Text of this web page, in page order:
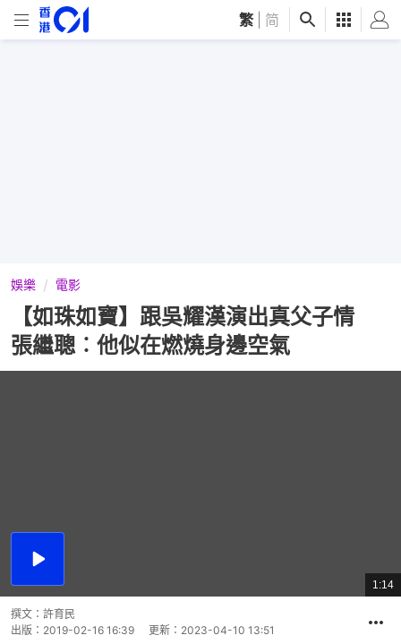
繁 简
娛樂 電影
【如珠如寶】跟吳耀漢演出真父子情
張繼聰︰他似在燃燒身邊空氣
播
總
共
1:14
撰文： 許育民
出版： 2019-02-16 16:39 更新： 2023-04-10 13:51